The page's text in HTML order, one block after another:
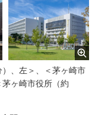
、左＞、＜茅ヶ崎市
ヶ崎市役所（約